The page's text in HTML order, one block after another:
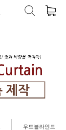
우드블라인드